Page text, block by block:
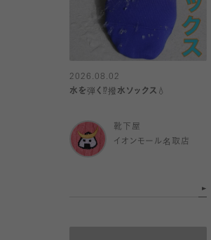
2026.08.02
水を弾く⁉️撥水ソックス💧
靴下屋
イオンモール名取店